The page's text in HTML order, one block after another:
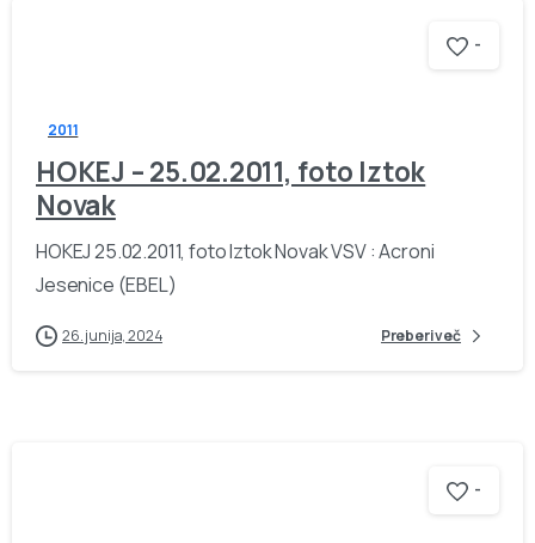
-
2011
HOKEJ – 25.02.2011, foto Iztok
Novak
HOKEJ 25.02.2011, foto Iztok Novak VSV : Acroni
Jesenice (EBEL)
26. junija, 2024 Preberi več
-